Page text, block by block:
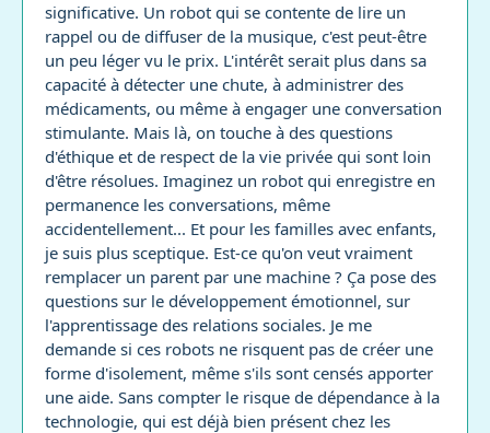
significative. Un robot qui se contente de lire un
rappel ou de diffuser de la musique, c'est peut-être
un peu léger vu le prix. L'intérêt serait plus dans sa
capacité à détecter une chute, à administrer des
médicaments, ou même à engager une conversation
stimulante. Mais là, on touche à des questions
d'éthique et de respect de la vie privée qui sont loin
d'être résolues. Imaginez un robot qui enregistre en
permanence les conversations, même
accidentellement... Et pour les familles avec enfants,
je suis plus sceptique. Est-ce qu'on veut vraiment
remplacer un parent par une machine ? Ça pose des
questions sur le développement émotionnel, sur
l'apprentissage des relations sociales. Je me
demande si ces robots ne risquent pas de créer une
forme d'isolement, même s'ils sont censés apporter
une aide. Sans compter le risque de dépendance à la
technologie, qui est déjà bien présent chez les